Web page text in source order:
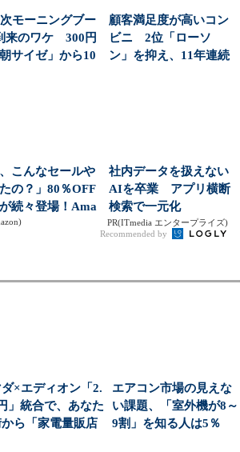
モーニングブー
来のワケ 300円
サイゼ」から10
顧客満足度が高いコン
ビニ 2位「ローソ
ン」を抑え、11年連続
、こんなセールや
の？」80％OFF
続々登場！Ama
本気が...
社内データを扱えない
AIを卒業 アプリ横断
検索で一元化
PR(ITmedia エンタープライズ)
Recommended by
×エディオン「2.
」統合で、あなた
ら「家電量販店
エアコン市場の見えな
い課題、「室外機が8～
9割」を知る人は5％